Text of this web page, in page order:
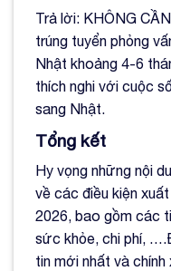
Trả lời: KHÔNG
trúng tuyển phỏng
Nhật khoảng 4-6
thích nghi với cuộc
sang Nhật.
Tổng kết
Hy vọng những nội
về các điều kiện
2026, bao gồm các
sức khỏe, chi phí,
tin mới nhất và